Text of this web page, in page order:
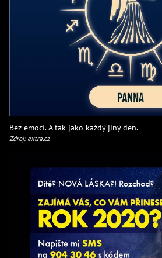
Bez emocí. A tak jako každý jiný den.
Zdroj: extra.cz